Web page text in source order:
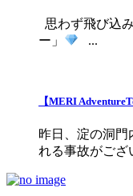
思わず飛び込
ー」
...
【MERI
昨日、淀の洞門
れる事故がござ